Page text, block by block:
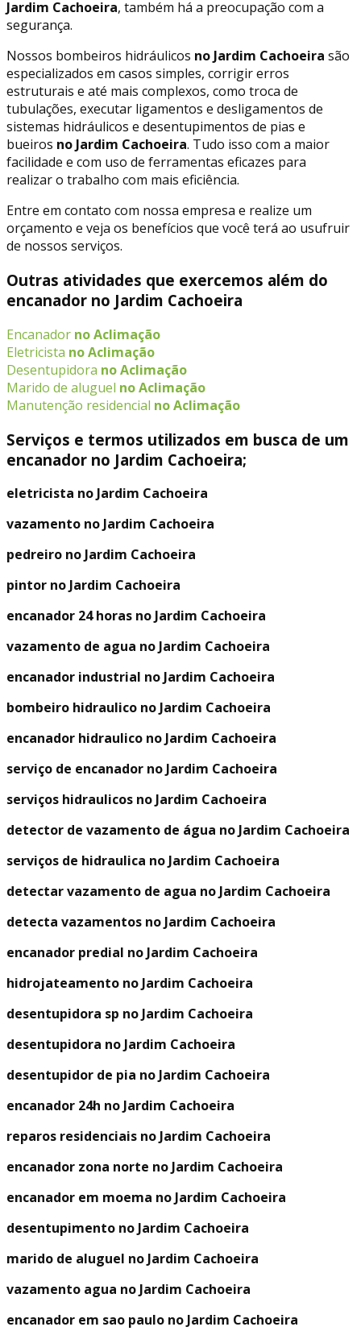
Jardim Cachoeira, também há a preocupação com a
segurança.
Nossos bombeiros hidráulicos no Jardim Cachoeira são
especializados em casos simples, corrigir erros
estruturais e até mais complexos, como troca de
tubulações, executar ligamentos e desligamentos de
sistemas hidráulicos e desentupimentos de pias e
bueiros no Jardim Cachoeira. Tudo isso com a maior
facilidade e com uso de ferramentas eficazes para
realizar o trabalho com mais eficiência.
Entre em contato com nossa empresa e realize um
orçamento e veja os benefícios que você terá ao usufruir
de nossos serviços.
Outras atividades que exercemos além do
encanador no Jardim Cachoeira
Encanador no Aclimação
Eletricista no Aclimação
Desentupidora no Aclimação
Marido de aluguel no Aclimação
Manutenção residencial no Aclimação
Serviços e termos utilizados em busca de um
encanador no Jardim Cachoeira;
eletricista no Jardim Cachoeira
vazamento no Jardim Cachoeira
pedreiro no Jardim Cachoeira
pintor no Jardim Cachoeira
encanador 24 horas no Jardim Cachoeira
vazamento de agua no Jardim Cachoeira
encanador industrial no Jardim Cachoeira
bombeiro hidraulico no Jardim Cachoeira
encanador hidraulico no Jardim Cachoeira
serviço de encanador no Jardim Cachoeira
serviços hidraulicos no Jardim Cachoeira
detector de vazamento de água no Jardim Cachoeira
serviços de hidraulica no Jardim Cachoeira
detectar vazamento de agua no Jardim Cachoeira
detecta vazamentos no Jardim Cachoeira
encanador predial no Jardim Cachoeira
hidrojateamento no Jardim Cachoeira
desentupidora sp no Jardim Cachoeira
desentupidora no Jardim Cachoeira
desentupidor de pia no Jardim Cachoeira
encanador 24h no Jardim Cachoeira
reparos residenciais no Jardim Cachoeira
encanador zona norte no Jardim Cachoeira
encanador em moema no Jardim Cachoeira
desentupimento no Jardim Cachoeira
marido de aluguel no Jardim Cachoeira
vazamento agua no Jardim Cachoeira
encanador em sao paulo no Jardim Cachoeira